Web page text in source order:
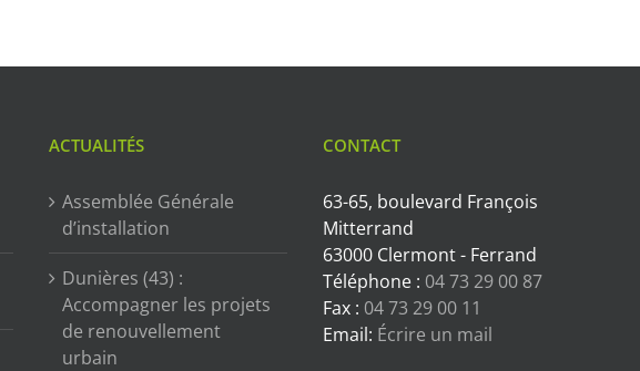
ACTUALITÉS
Assemblée Générale
d’installation
Dunières (43) :
Accompagner les projets
de renouvellement
urbain
CONTACT
63-65, boulevard François
Mitterrand
63000 Clermont - Ferrand
Téléphone : 04 73 29 00 87
Fax : 04 73 29 00 11
Email: Écrire un mail